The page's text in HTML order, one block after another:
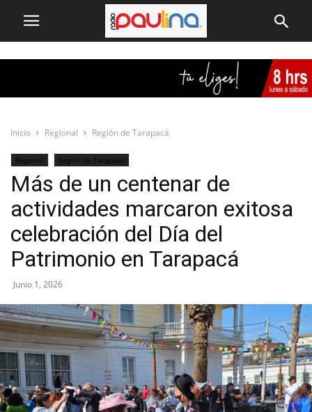
Inicio Regional Región de Tarapacá
Regional Región de Tarapacá
Más de un centenar de
actividades marcaron exitosa
celebración del Día del
Patrimonio en Tarapacá
Junio 1, 2026